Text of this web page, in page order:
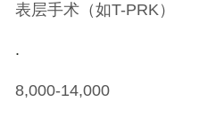
表层手术（如T-PRK）
.
8,000-14,000